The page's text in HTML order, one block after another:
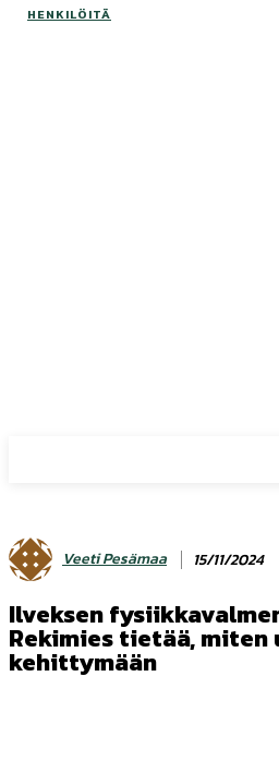
Veeti Pesämaa 15/11/2024
Ilveksen
Rekimies tietää, miten
kehittymään
HENKILÖITÄ